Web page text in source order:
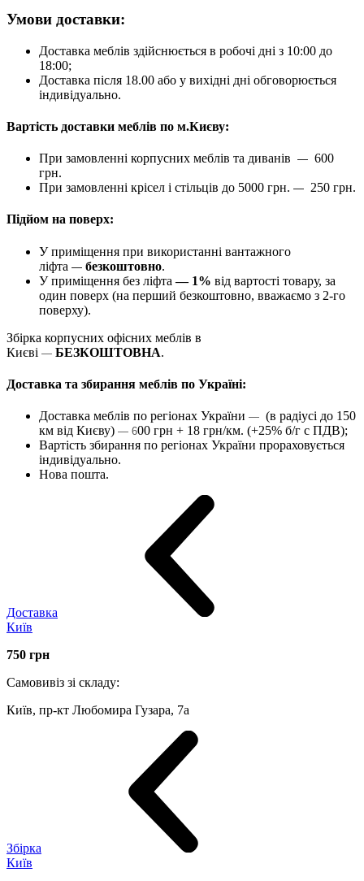
Умови доставки:
Доставка меблів здійснюється в робочі дні з 10:00 до
18:00;
Доставка після 18.00 або у вихідні дні обговорюється
індивідуально.
Вартість доставки меблів по м.Києву:
При замовленні корпусних меблів та диванів — 600
грн.
При замовленні крісел і стільців до 5000 грн. — 250 грн.
Підйом на поверх:
У приміщення при використанні вантажного
ліфта — безкоштовно.
У приміщення без ліфта— 1% від вартості товару, за
один поверх (на перший безкоштовно, вважаємо з 2-го
поверху).
Збірка корпусних офісних меблів в
Києві — БЕЗКОШТОВНА.
Доставка та збирання меблів по Україні:
Доставка меблів по регіонах України — (в радіусі до 150
км від Києву) — 600 грн + 18 грн/км. (+25% б/г с ПДВ);
Вартість збирання по регіонах України прораховується
індивідуально.
Нова пошта.
Доставка
Київ
750 грн
Самовивіз зі складу:
Київ, пр-кт Любомира Гузара, 7а
Збірка
Київ